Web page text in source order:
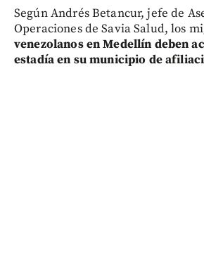
Según Andrés Betancur, jefe de
Operaciones de Savia Salud, los
venezolanos en Medellín deben
estadía en su municipio de